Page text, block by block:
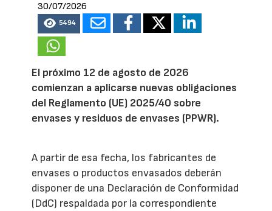
30/07/2026
5494
El próximo 12 de agosto de 2026
comienzan a aplicarse nuevas obligaciones
del Reglamento (UE) 2025/40 sobre
envases y residuos de envases (PPWR).
A partir de esa fecha, los fabricantes de
envases o productos envasados deberán
disponer de una Declaración de Conformidad
(DdC) respaldada por la correspondiente